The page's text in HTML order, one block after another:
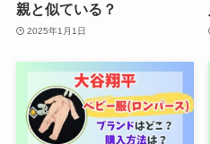
親と似ている？
2025年1月1日